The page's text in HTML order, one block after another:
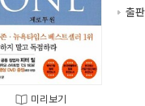
미리보기
출